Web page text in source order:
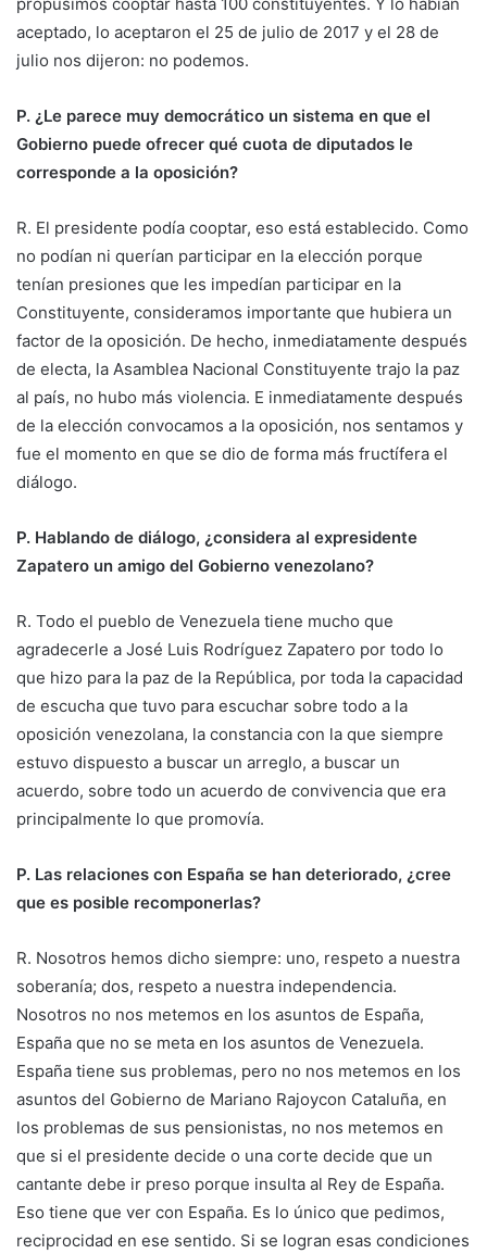
aceptado, lo aceptaron el 25 de julio de 2017 y el 28 de
julio nos dijeron: no podemos.
P. ¿Le parece muy democrático un sistema en que el
Gobierno puede ofrecer qué cuota de diputados le
corresponde a la oposición?
R. El presidente podía cooptar, eso está establecido. Como
no podían ni querían participar en la elección porque
tenían presiones que les impedían participar en la
Constituyente, consideramos importante que hubiera un
factor de la oposición. De hecho, inmediatamente después
de electa, la Asamblea Nacional Constituyente trajo la paz
al país, no hubo más violencia. E inmediatamente después
de la elección convocamos a la oposición, nos sentamos y
fue el momento en que se dio de forma más fructífera el
diálogo.
P. Hablando de diálogo, ¿considera al expresidente
Zapatero un amigo del Gobierno venezolano?
R. Todo el pueblo de Venezuela tiene mucho que
agradecerle a José Luis Rodríguez Zapatero por todo lo
que hizo para la paz de la República, por toda la capacidad
de escucha que tuvo para escuchar sobre todo a la
oposición venezolana, la constancia con la que siempre
estuvo dispuesto a buscar un arreglo, a buscar un
acuerdo, sobre todo un acuerdo de convivencia que era
principalmente lo que promovía.
P. Las relaciones con España se han deteriorado, ¿cree
que es posible recomponerlas?
R. Nosotros hemos dicho siempre: uno, respeto a nuestra
soberanía; dos, respeto a nuestra independencia.
Nosotros no nos metemos en los asuntos de España,
España que no se meta en los asuntos de Venezuela.
España tiene sus problemas, pero no nos metemos en los
asuntos del Gobierno de Mariano Rajoycon Cataluña, en
los problemas de sus pensionistas, no nos metemos en
que si el presidente decide o una corte decide que un
cantante debe ir preso porque insulta al Rey de España.
Eso tiene que ver con España. Es lo único que pedimos,
reciprocidad en ese sentido. Si se logran esas condiciones